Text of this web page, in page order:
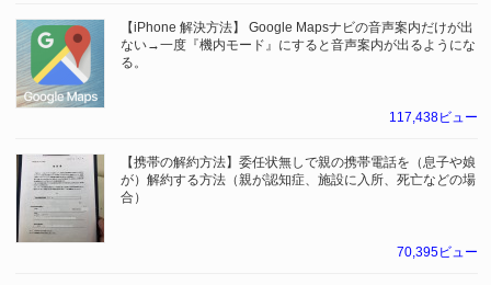
【iPhone 解決方法】 Google Mapsナビの音声案内だけが出
ない→一度『機内モード』にすると音声案内が出るようにな
る。
117,438ビュー
【携帯の解約方法】委任状無しで親の携帯電話を（息子や娘
が）解約する方法（親が認知症、施設に入所、死亡などの場
合）
70,395ビュー